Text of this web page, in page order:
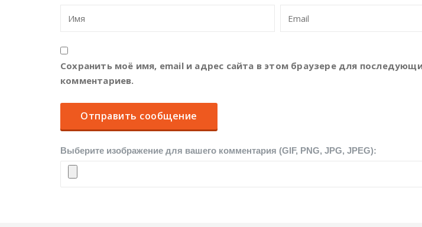
Сохранить моё имя, email и адрес сайта в этом браузере для
комментариев.
Выберите изображение для вашего комментария (GIF, PNG, JPG, JPEG):